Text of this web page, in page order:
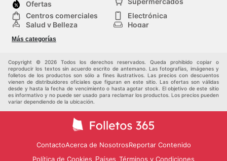
Ofertas
Centros comerciales
Electrónica
Salud y Belleza
Hogar
Construcción
Más categorías
Copyright © 2026 Todos los derechos reservados. Queda prohibido copiar o
reproducir los textos sin acuerdo escrito de antemano. Las fotografías, imágenes y
folletos de los productos son sólo a fines ilustrativos. Las precios con descuentos
vienen de distribuidores oficiales que figuran en este sitio. Las ofertas son válidas
desde y hasta la fecha de vencimiento o hasta agotar stock. El objetivo de este sitio
es informativo y no puede ser usado para reclamar los productos. Los precios pueden
variar dependiendo de la ubicación.
ContactoAcerca de NosotrosReportar Contenido
Política de Cookies Países Términos y Condiciones